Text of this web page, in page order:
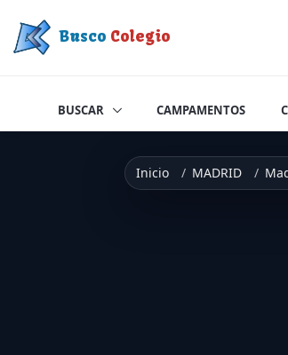
Busco Colegio
BUSCAR CAMPAMENTOS
Inicio MADRID